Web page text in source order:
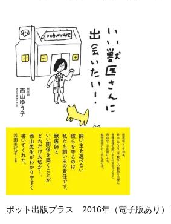
ポット出版プラス 2016年（電子版あり